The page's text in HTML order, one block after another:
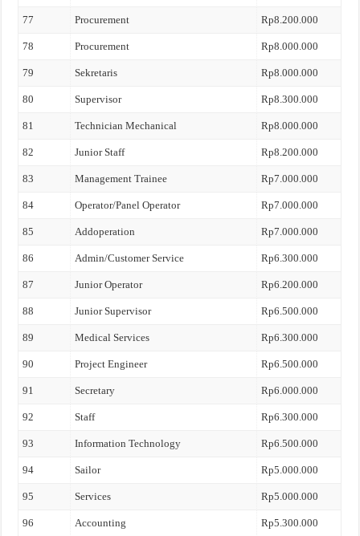
77 Procurement Rp8.200.000
78 Procurement Rp8.000.000
79 Sekretaris Rp8.000.000
80 Supervisor Rp8.300.000
81 Technician Mechanical Rp8.000.000
82 Junior Staff Rp8.200.000
83 Management Trainee Rp7.000.000
84 Operator/Panel Operator Rp7.000.000
85 Addoperation Rp7.000.000
86 Admin/Customer Service Rp6.300.000
87 Junior Operator Rp6.200.000
88 Junior Supervisor Rp6.500.000
89 Medical Services Rp6.300.000
90 Project Engineer Rp6.500.000
91 Secretary Rp6.000.000
92 Staff Rp6.300.000
93 Information Technology Rp6.500.000
94 Sailor Rp5.000.000
95 Services Rp5.000.000
96 Accounting Rp5.300.000